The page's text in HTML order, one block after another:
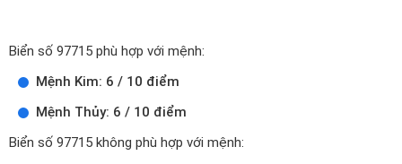
Biển số 97715 phù hợp với mệnh:
Mệnh Kim: 6 / 10 điểm
Mệnh Thủy: 6 / 10 điểm
Biển số 97715 không phù hợp với mệnh: